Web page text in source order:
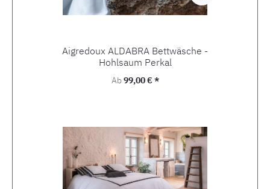
Aigredoux ALDABRA Bettwäsche -
Hohlsaum Perkal
Regulärer Preis:
Ab99,00 € *